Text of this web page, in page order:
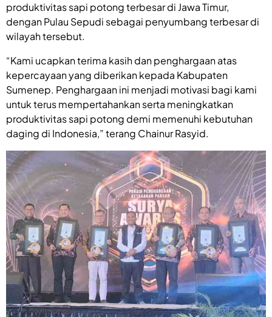
produktivitas sapi potong terbesar di Jawa Timur,
dengan Pulau Sepudi sebagai penyumbang terbesar di
wilayah tersebut.
“Kami ucapkan terima kasih dan penghargaan atas
kepercayaan yang diberikan kepada Kabupaten
Sumenep. Penghargaan ini menjadi motivasi bagi kami
untuk terus mempertahankan serta meningkatkan
produktivitas sapi potong demi memenuhi kebutuhan
daging di Indonesia,” terang Chainur Rasyid.